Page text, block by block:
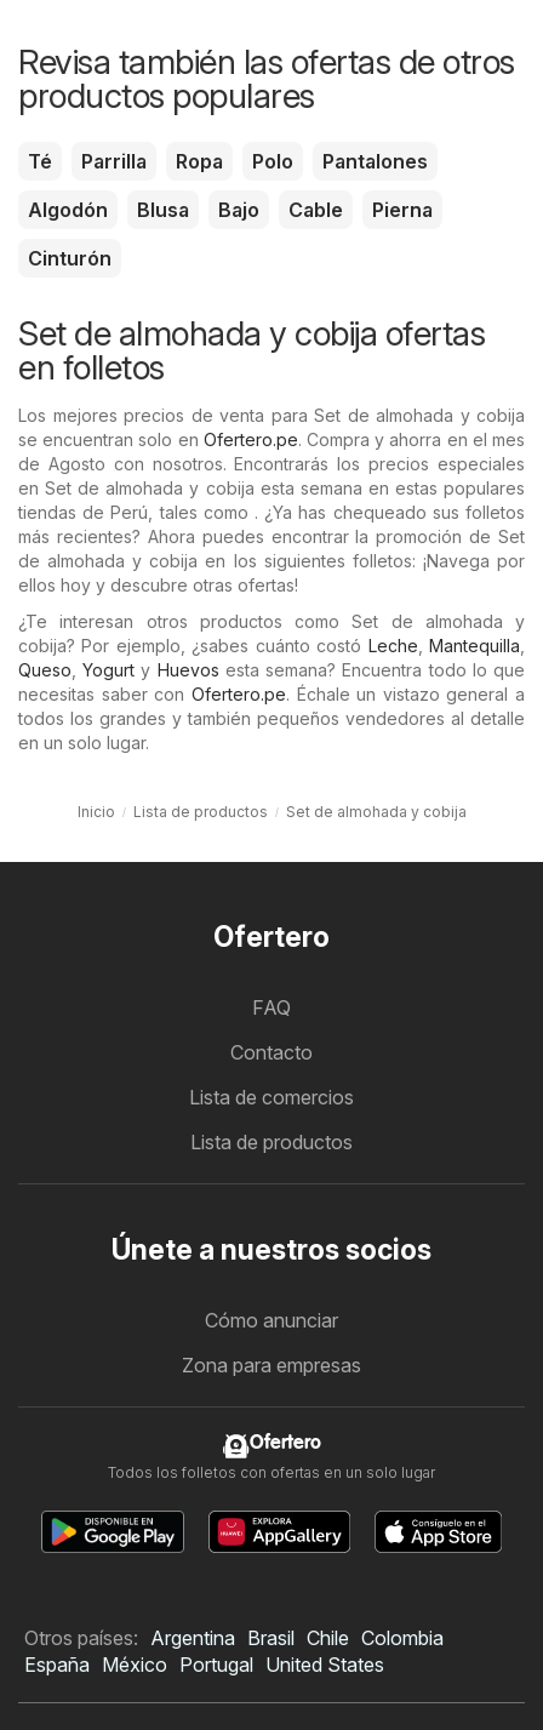
Revisa también las ofertas de otros
productos populares
Té Parrilla Ropa Polo
Pantalones
Algodón
Blusa Bajo Cable
Pierna
Cinturón
Set de almohada y cobija ofertas
en folletos
Los mejores precios de venta para Set de almohada y cobija
se encuentran solo en Ofertero.pe. Compra y ahorra en el mes
de Agosto con nosotros. Encontrarás los precios especiales
en Set de almohada y cobija esta semana en estas populares
tiendas de Perú, tales como . ¿Ya has chequeado sus folletos
más recientes? Ahora puedes encontrar la promoción de Set
de almohada y cobija en los siguientes folletos: ¡Navega por
ellos hoy y descubre otras ofertas!
¿Te interesan otros productos como Set de almohada y
cobija? Por ejemplo, ¿sabes cuánto costó Leche ,Mantequilla
Queso ,Yogurt y Huevos esta semana? Encuentra todo lo que
necesitas saber con Ofertero.pe. Échale un vistazo general a
todos los grandes y también pequeños vendedores al detalle
en un solo lugar.
Inicio Lista de productos Set de almohada y cobija
Ofertero
FAQ
Contacto
Lista de comercios
Lista de productos
Únete a nuestros socios
Cómo anunciar
Zona para empresas
Ofertero
Todos los folletos con ofertas en un solo lugar
Otros países: Argentina Brasil Chile Colombia
España México Portugal United States